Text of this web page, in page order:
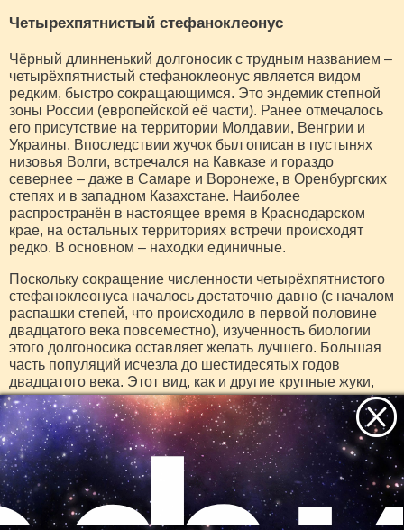
Четырехпятнистый стефаноклеонус
Чёрный длинненький долгоносик с трудным названием –
четырёхпятнистый стефаноклеонус является видом
редким, быстро сокращающимся. Это эндемик степной
зоны России (европейской её части). Ранее отмечалось
его присутствие на территории Молдавии, Венгрии и
Украины. Впоследствии жучок был описан в пустынях
низовья Волги, встречался на Кавказе и гораздо
севернее – даже в Самаре и Воронеже, в Оренбургских
степях и в западном Казахстане. Наиболее
распространён в настоящее время в Краснодарском
крае, на остальных территориях встречи происходят
редко. В основном – находки единичные.
Поскольку сокращение численности четырёхпятнистого
стефаноклеонуса началось достаточно давно (с началом
распашки степей, что происходило в первой половине
двадцатого века повсеместно), изученность биологии
этого долгоносика оставляет желать лучшего. Большая
часть популяций исчезла до шестидесятых годов
двадцатого века. Этот вид, как и другие крупные жуки,
откладывает личинок в почве, а потому для их
выживания необходимы нетронутые ландшафты
крупной площади – в несколько гектаров. Произошло
так, что жука лишили главного – мест обитания.
Необходимо восстановить утраченное, вернуть
насекомому возможность размножаться. Для этого в
местах обнаружения популяции нужно создавать
природные территории с особым охранным статусом.
Все самое интересное